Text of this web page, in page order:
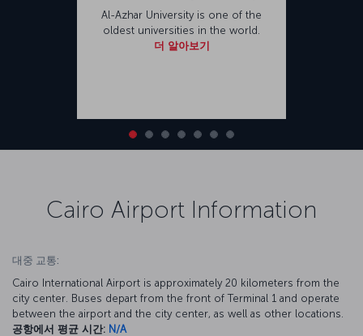
Al-Azhar University is one of the
oldest universities in the world.
더 알아보기
Cairo Airport Information
대중 교통:
Cairo International Airport is approximately 20 kilometers from the
city center. Buses depart from the front of Terminal 1 and operate
between the airport and the city center, as well as other locations.
공항에서 평균 시간: N/A